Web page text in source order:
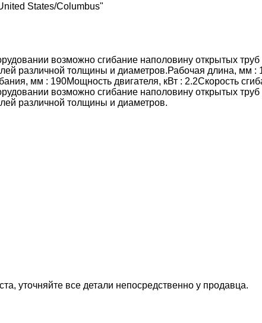
States/Columbus"
возможно сгибание наполовину открытых
различной толщины и диаметров.Рабочая длина, мм
мм : 190Мощность двигателя, кВт : 2.2Скорость
возможно сгибание наполовину открытых
различной толщины и диаметров.
уточняйте все детали непосредственно у продавца.